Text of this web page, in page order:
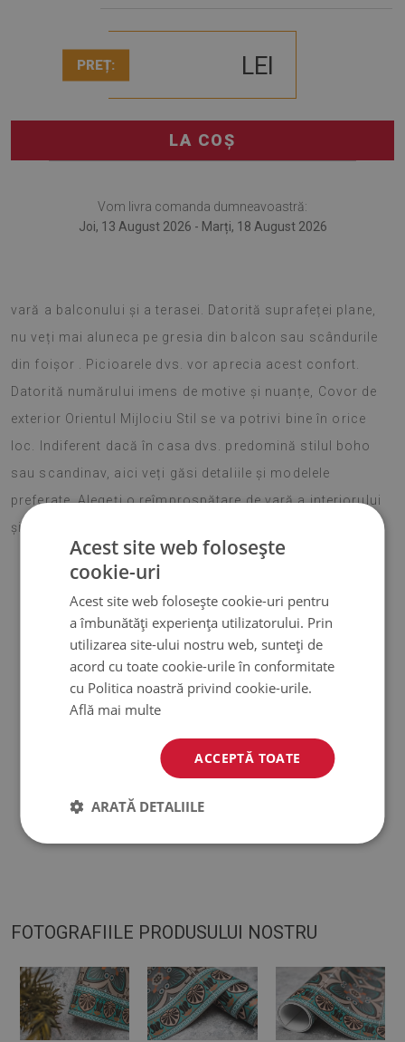
PREȚ: LEI
LA COȘ
Vom livra comanda dumneavoastră:
Joi, 13 August 2026 - Marți, 18 August 2026
vară a balconului și a terasei. Datorită suprafeței plane,
nu veți mai aluneca pe gresia din balcon sau scândurile
din foișor . Picioarele dvs. vor aprecia acest confort.
Datorită numărului imens de motive și nuanțe, Covor de
exterior Orientul Mijlociu Stil se va potrivi bine în orice
loc. Indiferent dacă în casa dvs. predomină stilul boho
sau scandinav, aici veți găsi detaliile și modelele
preferate. Alegeți o reîmprospătare de vară a interiorului
și bucurați-vă familia și oaspeții cu o idee deosebită.
Material :vinil ranforsat cu plasa PES;
Grosime:1,6 mm;
Covoarele nu sunt antiderapante;
Covorașul este conceput pentru a fi utilizat pe o suprafață
tare. Când este plasat pe o suprafață moale, se poate îndoi și
FOTOGRAFIILE PRODUSULUI NOSTRU
Acest site web folosește
cookie-uri
Acest site web folosește cookie-uri pentru
a îmbunătăți experiența utilizatorului. Prin
utilizarea site-ului nostru web, sunteți de
acord cu toate cookie-urile în conformitate
cu Politica noastră privind cookie-urile.
Află mai multe
ACCEPTĂ TOATE
ARATĂ DETALIILE